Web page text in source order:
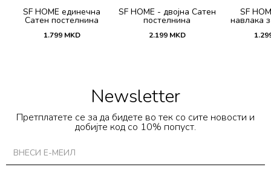
SF HOME единечна
Сатен постелнина
1.799 MKD
SF HOME - двојна Сатен
постелнина
2.199 MKD
SF
навлака
Newsletter
Претплатете се за да бидете во тек со сите новости и
добијте код со 10% попуст.